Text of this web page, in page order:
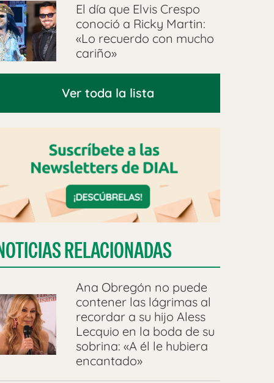
El día que Elvis Crespo
conoció a Ricky Martin:
«Lo recuerdo con mucho
cariño»
Ver toda la lista
RELACIONADAS
Ana Obregón no puede
contener las lágrimas al
recordar a su hijo Aless
Lecquio en la boda de su
sobrina: «A él le hubiera
encantado»